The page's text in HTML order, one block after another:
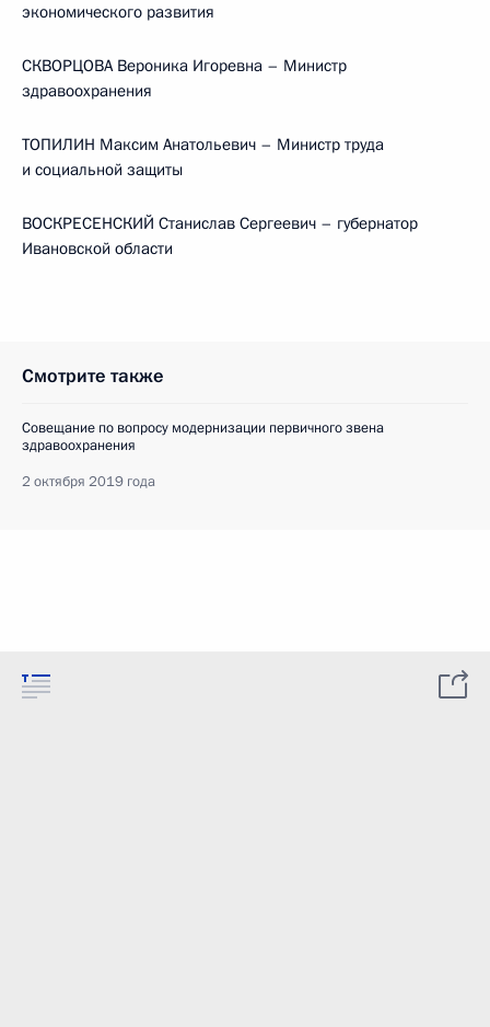
экономического развития
СКВОРЦОВА Вероника Игоревна – Министр
здравоохранения
ТОПИЛИН Максим Анатольевич – Министр труда
и социальной защиты
ВОСКРЕСЕНСКИЙ Станислав Сергеевич – губернатор
Ивановской области
Смотрите также
Совещание по вопросу модернизации первичного звена
здравоохранения
2 октября 2019 года